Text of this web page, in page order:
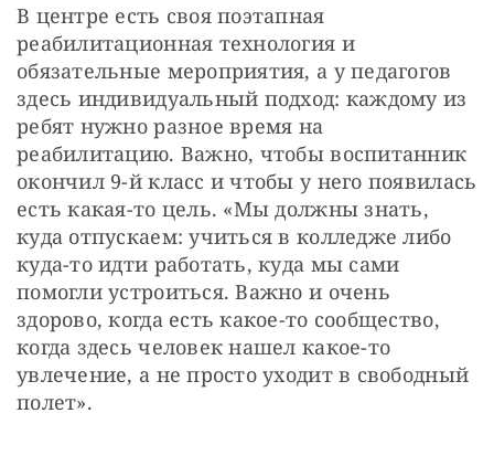
В центре есть своя поэтапная
реабилитационная технология и
обязательные мероприятия, а у педагогов
здесь индивидуальный подход: каждому из
ребят нужно разное время на
реабилитацию. Важно, чтобы воспитанник
окончил 9-й класс и чтобы у него появилась
есть какая-то цель. «Мы должны знать,
куда отпускаем: учиться в колледже либо
куда-то идти работать, куда мы сами
помогли устроиться. Важно и очень
здорово, когда есть какое-то сообщество,
когда здесь человек нашел какое-то
увлечение, а не просто уходит в свободный
полет».